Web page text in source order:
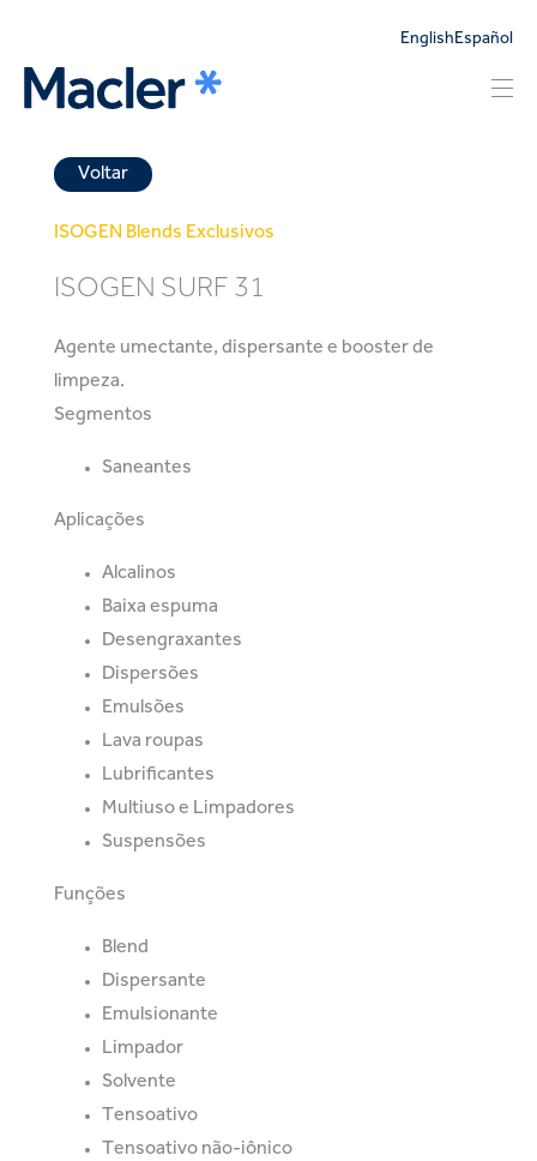
English Español
Voltar
ISOGEN Blends Exclusivos
ISOGEN SURF 31
Agente umectante, dispersante e booster de
limpeza.
Segmentos
Saneantes
Aplicações
Alcalinos
Baixa espuma
Desengraxantes
Dispersões
Emulsões
Lava roupas
Lubrificantes
Multiuso e Limpadores
Suspensões
Funções
Blend
Dispersante
Emulsionante
Limpador
Solvente
Tensoativo
Tensoativo não-iônico